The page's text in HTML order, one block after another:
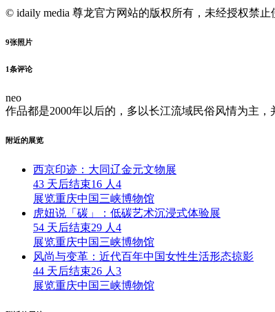
© idaily media 尊龙官方网站的版权所有，未经授权禁止
9张照片
1条评论
neo
作品都是2000年以后的，多以长江流域民俗风情为主
附近的展览
西京印迹：大同辽金元文物展
43 天后结束16 人 4
展览重庆中国三峡博物馆
虎妞说「碳」：低碳艺术沉浸式体验展
54 天后结束29 人 4
展览重庆中国三峡博物馆
风尚与变革：近代百年中国女性生活形态掠影
44 天后结束26 人 3
展览重庆中国三峡博物馆